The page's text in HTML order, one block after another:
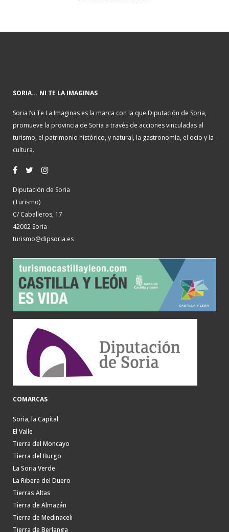
SORIA... NI TE LA IMAGINAS
Soria Ni Te La Imaginas es la marca con la que Diputación de Soria,
promueve la provincia de Soria a través de acciones vinculadas al
turismo, el patrimonio histórico, y natural, la gastronomía, el ocio y la
cultura.
Diputación de Soria
(Turismo)
C/ Caballeros, 17
42002 Soria
turismo@dipsoria.es
COMARCAS
Soria, la Capital
El Valle
Tierra del Moncayo
Tierra del Burgo
La Soria Verde
La Ribera del Duero
Tierras Altas
Tierra de Almazán
Tierra de Medinaceli
Tierra de Berlanga